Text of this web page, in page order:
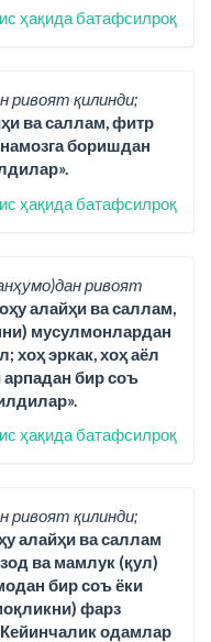
ҳақида батафсилроқ
ривоят қилинди;
ва саллам, фитр
боришдан
ҳақида батафсилроқ
ривоят
алайҳи ва саллам,
мусулмонлардан
хоҳ эркак, хоҳ аёл
бир соъ
ҳақида батафсилроқ
ривоят қилинди;
алайҳи ва саллам
ва мамлук (қул)
бир соъ ёки
фарз
одамлар